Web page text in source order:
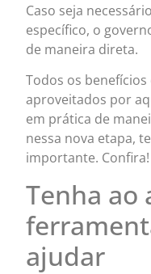
Caso seja
específico, o
de maneira direta.
Todos os
aproveitados por
em prática de
nessa nova etapa,
importante. Confira!
Tenha ao
ajudar